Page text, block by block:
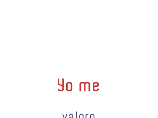
Yo me